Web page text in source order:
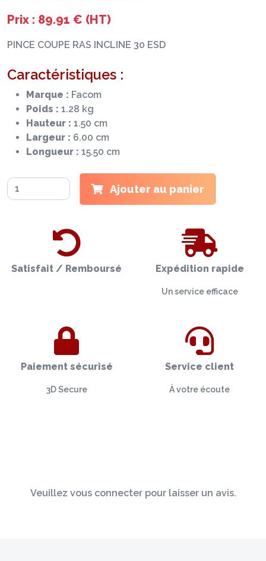
Prix : 89.91 € (HT)
PINCE COUPE RAS INCLINE 30 ESD
Caractéristiques :
Marque : Facom
Poids : 1.28 kg
Hauteur : 1.50 cm
Largeur : 6.00 cm
Longueur : 15.50 cm
Ajouter au panier
Satisfait / Remboursé Expédition rapide
Un service efficace
Paiement sécurisé
3D Secure
Service client
À votre écoute
Veuillez vous connecter pour laisser un avis.